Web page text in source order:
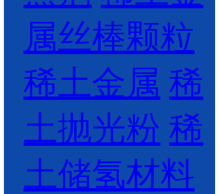
属丝棒颗粒
稀土金属 稀
土抛光粉 稀
土储氢材料